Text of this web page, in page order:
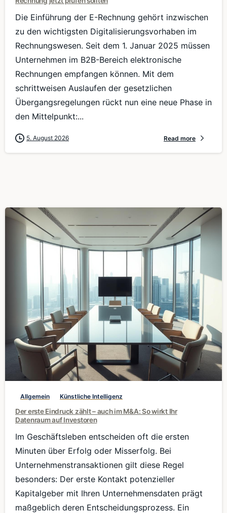
Die Einführung der E-Rechnung gehört inzwischen
zu den wichtigsten Digitalisierungsvorhaben im
Rechnungswesen. Seit dem 1. Januar 2025 müssen
Unternehmen im B2B-Bereich elektronische
Rechnungen empfangen können. Mit dem
schrittweisen Auslaufen der gesetzlichen
Übergangsregelungen rückt nun eine neue Phase in
den Mittelpunkt:...
5. August 2026 Read more
0
Allgemein Künstliche Intelligenz
Der erste Eindruck zählt – auch im M&A: So wirkt Ihr
Datenraum auf Investoren
Im Geschäftsleben entscheiden oft die ersten
Minuten über Erfolg oder Misserfolg. Bei
Unternehmenstransaktionen gilt diese Regel
besonders: Der erste Kontakt potenzieller
Kapitalgeber mit Ihren Unternehmensdaten prägt
maßgeblich deren Entscheidungsprozess. Ein